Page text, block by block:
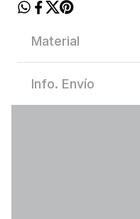
Material
Info. Envío